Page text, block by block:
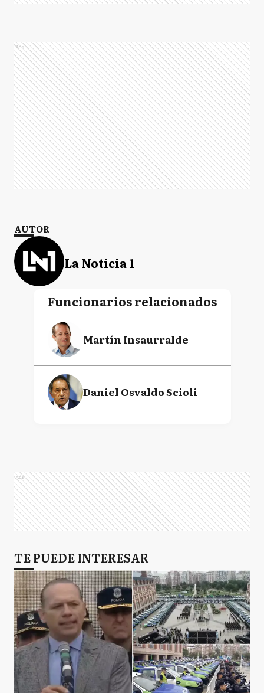
Ads
AUTOR
La Noticia 1
Funcionarios relacionados
Martín Insaurralde
Daniel Osvaldo Scioli
Ads
TE PUEDE INTERESAR